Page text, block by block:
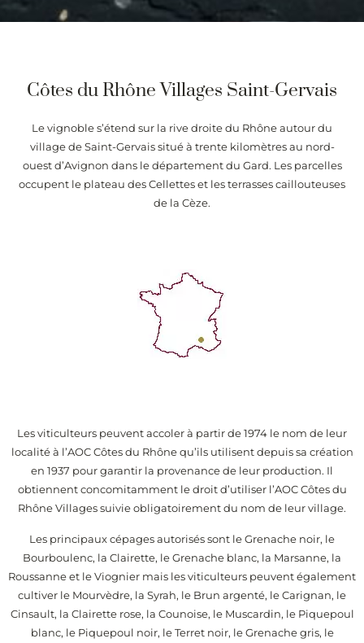
Côtes du Rhône Villages Saint-Gervais
Le vignoble s’étend sur la rive droite du Rhône autour du
village de Saint-Gervais situé à trente kilomètres au nord-
ouest d’Avignon dans le département du Gard. Les parcelles
occupent le plateau des Cellettes et les terrasses caillouteuses
de la Cèze.
Les viticulteurs peuvent accoler à partir de 1974 le nom de leur
localité à l’AOC Côtes du Rhône qu’ils utilisent depuis sa création
en 1937 pour garantir la provenance de leur production. Il
obtiennent concomitamment le droit d’utiliser l’AOC Côtes du
Rhône Villages suivie obligatoirement du nom de leur village.
Les principaux cépages autorisés sont le Grenache noir, le
Bourboulenc, la Clairette, le Grenache blanc, la Marsanne, la
Roussanne et le Viognier mais les viticulteurs peuvent également
cultiver le Mourvèdre, la Syrah, le Brun argenté, le Carignan, le
Cinsault, la Clairette rose, la Counoise, le Muscardin, le Piquepoul
blanc, le Piquepoul noir, le Terret noir, le Grenache gris, le